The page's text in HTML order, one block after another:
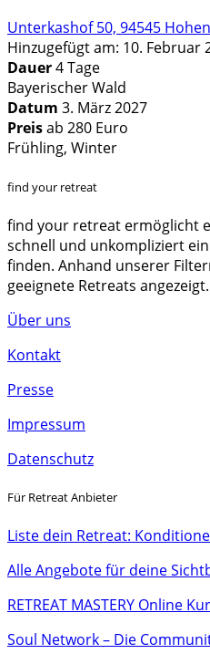
Unterkashof 50, 94545
Hinzugefügt am: 10. Februar
Dauer4 Tage
Bayerischer Wald
Datum 3. März 2027
Preisab 280 Euro
Frühling, Winter
find your retreat
find your retreat ermöglicht
schnell und unkompliziert
finden. Anhand unserer
geeignete Retreats angezeigt.
Über uns
Kontakt
Presse
Impressum
Datenschutz
Für Retreat Anbieter
Liste dein Retreat:
Alle Angebote für deine
RETREAT MASTERY Online
Soul Network – Die